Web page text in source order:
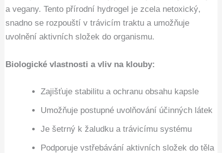
a vegany. Tento přírodní hydrogel je zcela netoxický,
snadno se rozpouští v trávicím traktu a umožňuje
uvolnění aktivních složek do organismu.
Biologické vlastnosti a vliv na klouby:
Zajišťuje stabilitu a ochranu obsahu kapsle
Umožňuje postupné uvolňování účinných látek
Je šetrný k žaludku a trávicímu systému
Podporuje vstřebávání aktivních složek do těla